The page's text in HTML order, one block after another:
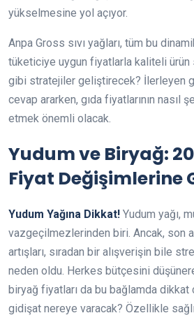
yükselmesine yol açıyor.
Anpa Gross sıvı yağları, tüm bu
tüketiciye uygun fiyatlarla kaliteli ürün
gibi stratejiler geliştirecek? İlerleyen
cevap ararken, gıda fiyatlarının nasıl
etmek önemli olacak.
Yudum ve Biryağ:
Fiyat Değişimlerine
Yudum Yağına Dikkat! Yudum yağı,
vazgeçilmezlerinden biri. Ancak, son
artışları, sıradan bir alışverişin bile
neden oldu. Herkes bütçesini
biryağ fiyatları da bu bağlamda dikkat
gidişat nereye varacak? Özellikle